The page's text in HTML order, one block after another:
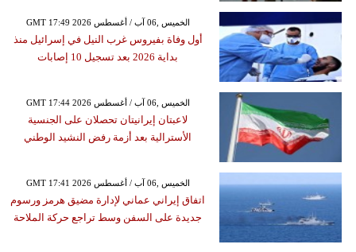
GMT 17:49 2026 الخميس ,06 آب / أغسطس
أول وفاة بفيروس غرب النيل في إسرائيل منذ
بداية 2026 بعد تسجيل 10 إصابات
GMT 17:44 2026 الخميس ,06 آب / أغسطس
لاعبتان إيرانيتان تحصلان على الجنسية
الأسترالية بعد أزمة رفض النشيد الوطني
GMT 17:41 2026 الخميس ,06 آب / أغسطس
اتفاق إيراني عماني لإدارة مضيق هرمز ورسوم
جديدة على السفن وسط تراجع حركة الملاحة